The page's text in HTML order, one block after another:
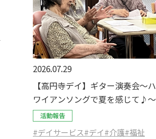
2026.07.29
【高円寺デイ】ギター演奏会～ハ
ワイアンソングで夏を感じて♪～
活動報告
#デイサービス#デイ#介護#福祉